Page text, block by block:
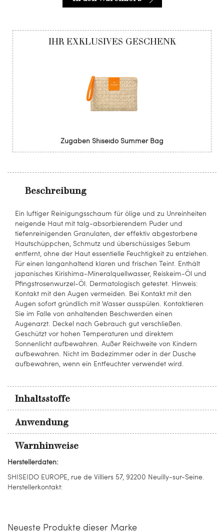
Beschreibung
Ein luftiger Reinigungsschaum für ölige und zu Unreinheiten
neigende Haut mit talg-absorbierendem Puder und
tiefenreinigenden Granulaten, der effektiv abgestorbene
Hautschüppchen, Schmutz und überschüssiges Sebum
entfernt, ohne der Haut essentielle Feuchtigkeit zu entziehen.
Für einen langanhaltend klaren und frischen Teint. Enthält
japanisches Kirishima-Mineralquellwasser, Reiskeim-Öl und
Pfingstrosenwurzel-Öl. Dermatologisch getestet. Hinweis:
Kontakt mit den Augen vermeiden. Bei Kontakt mit den
Augen sofort gründlich mit Wasser ausspülen. Kontaktieren
Sie im Falle von anhaltenden Beschwerden einen
Augenarzt. Deckel nach Gebrauch gut verschließen.
Geschützt vor hohen Temperaturen und direktem
Sonnenlicht aufbewahren. Außer Reichweite von Kindern
aufbewahren. Nicht im Badezimmer oder in der Dusche
aufbewahren, wenn ein Entfeuchter verwendet wird.
Inhaltsstoffe
Anwendung
Warnhinweise
IHR EXKLUSIVES GESCHENK
Zugaben Shiseido Summer Bag
Herstellerdaten:
SHISEIDO EUROPE, rue de Villiers 57, 92200 Neuilly-sur-Seine.
Herstellerkontakt:
Neueste Produkte dieser Marke